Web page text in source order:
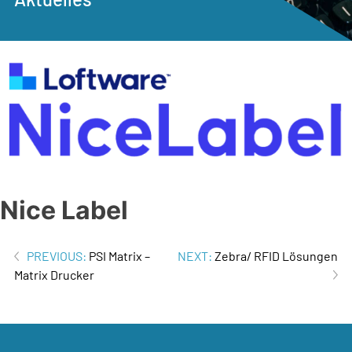
Nice Label
Beitrags-
PREVIOUS: PSI Matrix –
Matrix Drucker
NEXT: Zebra/ RFID Lösungen